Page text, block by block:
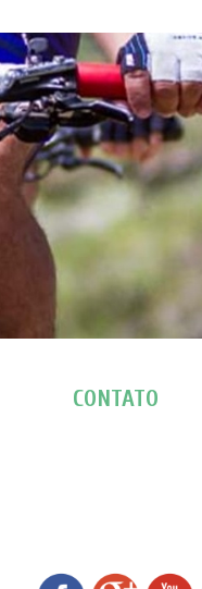
CONTATO